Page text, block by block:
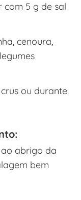
com 5 g de sal
cenoura,
ou durante
abrigo da
bem